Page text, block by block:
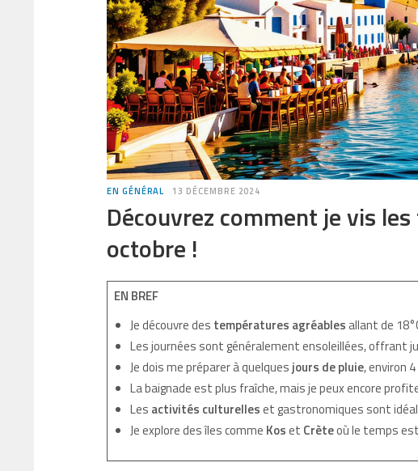
EN GÉNÉRAL 13 DÉCEMBRE 2024
Découvrez comment je vis
octobre !
EN BREF
Je découvre des températures agréables allant de
Les journées sont généralement ensoleillées, offrant
Je dois me préparer à quelques jours de pluie, environ
La baignade est plus fraîche, mais je peux encore
Les activités culturelleset gastronomiques sont
Je explore des îles comme Koset Crèteoù le temps